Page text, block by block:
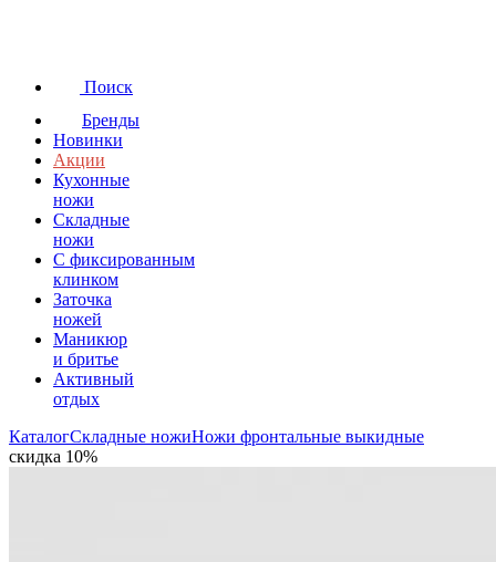
Поиск
Бренды
Новинки
Акции
Кухонные
ножи
Складные
ножи
C фиксированным
клинком
Заточка
ножей
Маникюр
и бритье
Активный
отдых
КаталогСкладные ножиНожи фронтальные выкидные
скидка 10%